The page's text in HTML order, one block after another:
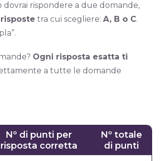
rispondere a due domande,
tra cui scegliere: A, B o C.
Ogni risposta esatta ti
a tutte le domande
Nº di punti per
risposta corretta
Nº totale
di punti